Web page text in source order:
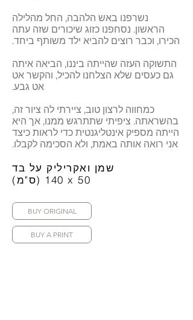
נשרפנו באש הלהבה, החל מהלילה
הראשון. נסחפנו כזוג שיכורים שזה עתה
הכירו, וכבר רוצים להביא ילד משותף ביחד.
התשוקה העזה שהייתה ביננו, הביאה איתה
גם כעסים שלא הצלחנו להכיל, והקשר אט
אט גבע.
כמחווה לרצון טוב, ציירתי לה ציור זה,
בהשראתה. ציפיתי שתתרגש ממנו, אך היא
הייתה מספיק אינטליגנטית כדי לראות כיצד
אני רואה אותה באמת, ולא הסכימה לקבלו.
שמן ואקריליק על בד
(ס"מ) 140 x 50
BUY ORIGINAL
BUY A PRINT